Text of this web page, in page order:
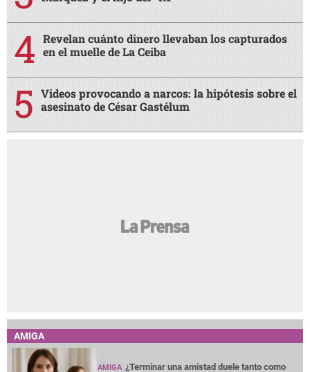
Revelan cuánto dinero llevaban los capturados
en el muelle de La Ceiba
Videos provocando a narcos: la hipótesis sobre el
asesinato de César Gastélum
AMIGA
AMIGA ¿Terminar una amistad duele tanto como